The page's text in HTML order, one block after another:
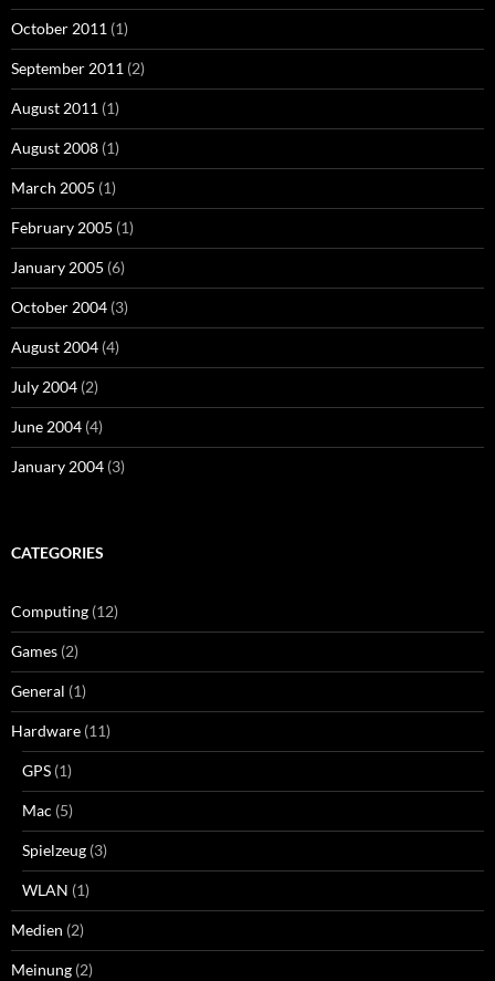
October 2011 (1)
September 2011 (2)
August 2011 (1)
August 2008 (1)
March 2005 (1)
February 2005 (1)
January 2005 (6)
October 2004 (3)
August 2004 (4)
July 2004 (2)
June 2004 (4)
January 2004 (3)
CATEGORIES
Computing (12)
Games (2)
General (1)
Hardware (11)
GPS (1)
Mac (5)
Spielzeug (3)
WLAN (1)
Medien (2)
Meinung (2)